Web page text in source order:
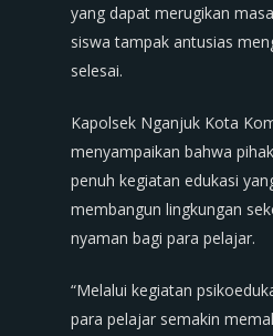
yang dapat merugikan
siswa tampak antusias
selesai.
Kapolsek Nganjuk Kota
menyampaikan bahwa
penuh kegiatan edukasi
membangun lingkungan
nyaman bagi para pelajar.
“Melalui kegiatan
para pelajar semakin